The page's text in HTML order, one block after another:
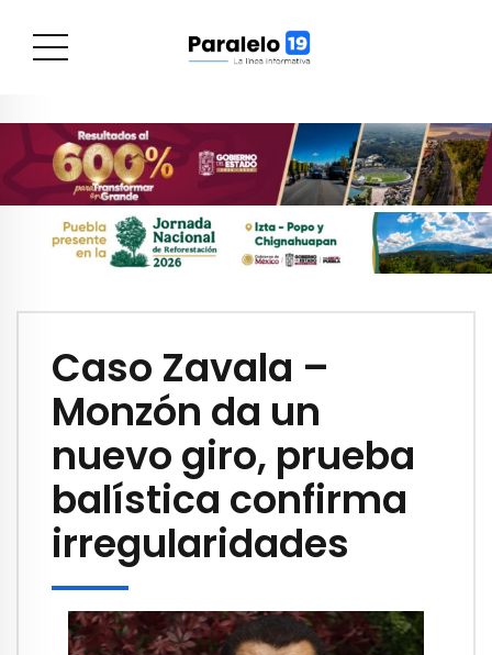
Caso Zavala –
Monzón da un
nuevo giro, prueba
balística confirma
irregularidades